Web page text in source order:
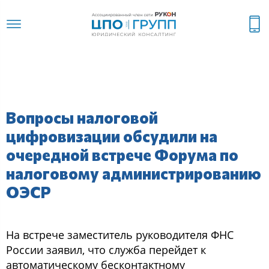
Вопросы налоговой
цифровизации обсудили на
очередной встрече Форума по
налоговому администрированию
ОЭСР
На встрече заместитель руководителя ФНС
России заявил, что служба перейдет к
автоматическому бесконтактному